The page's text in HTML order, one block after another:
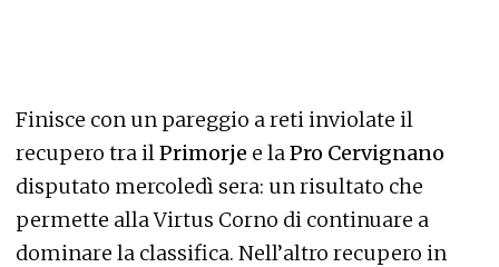
Finisce con un pareggio a reti inviolate il
recupero tra ilPrimorje e laPro Cervignano
disputato mercoledì sera: un risultato che
permette alla Virtus Corno di continuare a
dominare la classifica. Nell’altro recupero in